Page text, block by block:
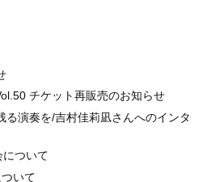
チケット再販売のお知らせ
る演奏を/吉村佳莉凪さんへのインタ
ついて
いて